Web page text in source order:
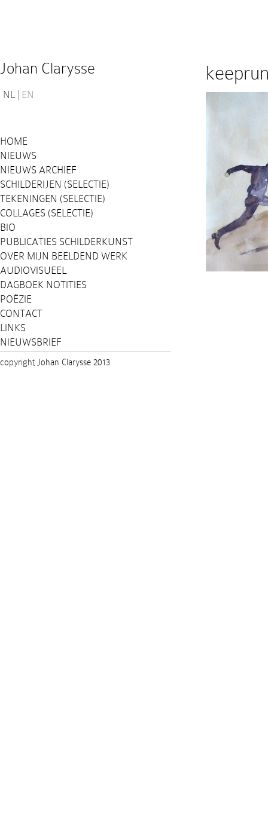
Johan Clarysse
NL EN
HOME
NIEUWS
NIEUWS ARCHIEF
SCHILDERIJEN (SELECTIE)
TEKENINGEN (SELECTIE)
COLLAGES (SELECTIE)
BIO
PUBLICATIES SCHILDERKUNST
OVER MIJN BEELDEND WERK
AUDIOVISUEEL
DAGBOEK NOTITIES
POËZIE
CONTACT
LINKS
NIEUWSBRIEF
copyright Johan Clarysse 2013